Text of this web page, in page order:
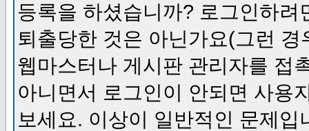
등록을 하셨습니까? 로그인하
퇴출당한 것은 아닌가요(그런
웹마스터나 게시판 관리자를 접
아니면서 로그인이 안되면 사용
보세요. 이상이 일반적인 문제